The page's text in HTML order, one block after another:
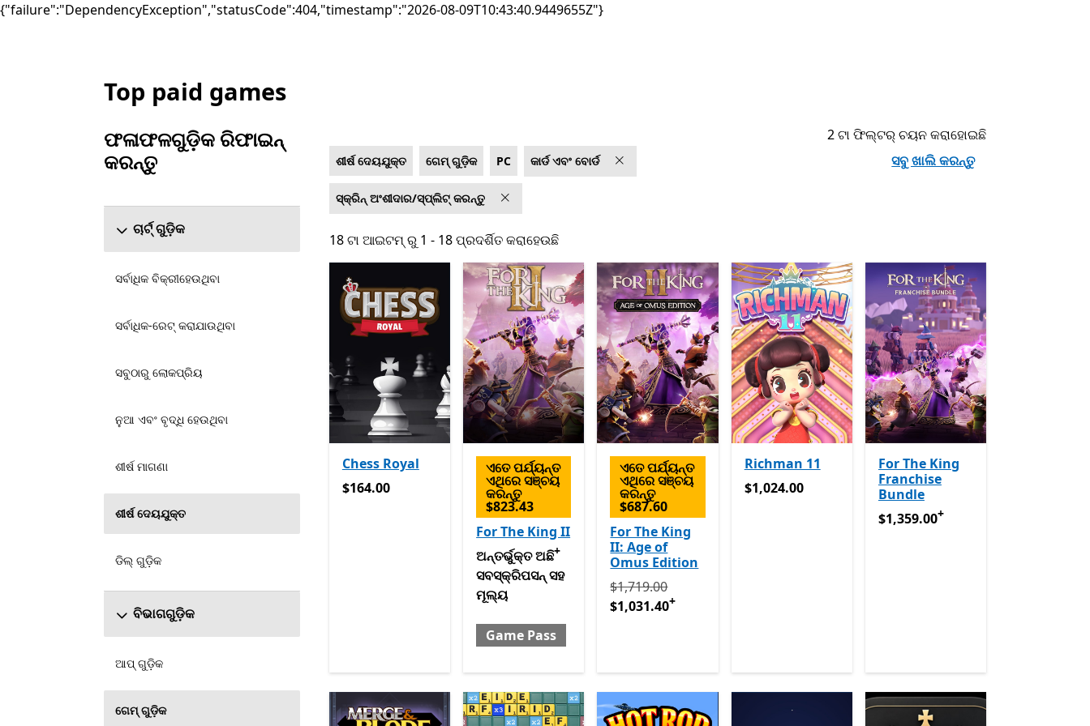
{"failure":"DependencyException","statusCode":404,"timestamp":"2026-08-09T10:43:40.9449655Z"}
Microsoft.com ତାଲିକାଭୁକ୍ତ କରନ୍ତୁ
Top paid games
ଫଳାଫଳଗୁଡ଼ିକ ରିଫାଇନ୍
କରନ୍ତୁ
ଫଳାଫଳଗୁଡ଼ିକ ରିଫାଇନ୍ କରନ୍ତୁ ବିଭାଗକୁ ସ୍କିପ୍ କରନ୍ତୁ
ଚାର୍ଟ୍ ଗୁଡ଼ିକ
ସର୍ବାଧିକ ବିକ୍ରୀହେଉଥିବା
ସର୍ବାଧିକ-ରେଟ୍ କରାଯାଉଥିବା
ସବୁଠାରୁ ଲୋକପ୍ରିୟ
ନୁଆ ଏବଂ ବୃଦ୍ଧି ହେଉଥିବା
ଶୀର୍ଷ ମାଗଣା
ଶୀର୍ଷ ଦେୟଯୁକ୍ତ
ଡିଲ୍ ଗୁଡ଼ିକ
ବିଭାଗଗୁଡ଼ିକ
ଆପ୍ ଗୁଡ଼ିକ
ଗେମ୍ ଗୁଡ଼ିକ
ଶୀର୍ଷ ଦେୟଯୁକ୍ତ ଗେମ୍ ଗୁଡ଼ିକ PC କାର୍ଡ ଏବଂ ବୋର୍ଡ
ସ୍କ୍ରିନ୍ ଅଂଶୀଦାର/ସ୍ପ୍ଲିଟ୍ କରନ୍ତୁ
2 ଟା ଫିଲ୍ଟର୍ ଚୟନ କରାହୋଇଛି
ସବୁ ଖାଲି କରନ୍ତୁ
18 ଟା ଆଇଟମ୍ ରୁ 1 - 18 ପ୍ରଦର୍ଶିତ କରାହେଉଛି
18 ଟା ଆଇଟମ୍ ରୁ 1 - 18 ପ୍ରଦର୍ଶିତ କରାହେଉଛି
Chess Royal
$164.00
$164.00
ଏତେ ପର୍ଯ୍ୟନ୍ତ
ଏଥିରେ ସଞ୍ଚୟ
କରନ୍ତୁ
$823.43
For The King II
ଅନ୍ତର୍ଭୁକ୍ତ ଅଛି ସବସ୍କ୍ରିପସନ୍ ସହ ମୂଲ୍ୟ Game Pass
ଅନ୍ତର୍ଭୁକ୍ତ ଅଛି+
ସବସ୍କ୍ରିପସନ୍ ସହ
ମୂଲ୍ୟ
Game Pass
ଏତେ ପର୍ଯ୍ୟନ୍ତ
ଏଥିରେ ସଞ୍ଚୟ
କରନ୍ତୁ
$687.60
For The King
II: Age of
Omus Edition
ପ୍ରକୃତରେ $1,719.00 ବର୍ତ୍ତମାନ $1,031.40
$1,719.00
$1,031.40+
Richman 11
$1,024.00
$1,024.00
For The King
Franchise
Bundle
$1,359.00ଆପ୍ ରେ କ୍ରୟଗୁଡ଼ିକରେ ଥିବା
$1,359.00+